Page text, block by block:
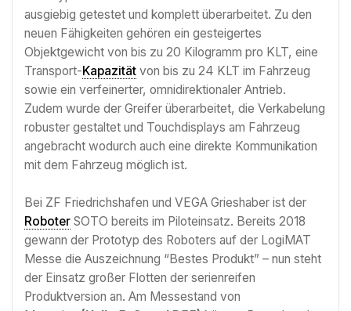
ausgiebig getestet und komplett überarbeitet. Zu den
neuen Fähigkeiten gehören ein gesteigertes
Objektgewicht von bis zu 20 Kilogramm pro KLT, eine
Transport-Kapazität von bis zu 24 KLT im Fahrzeug
sowie ein verfeinerter, omnidirektionaler Antrieb.
Zudem wurde der Greifer überarbeitet, die Verkabelung
robuster gestaltet und Touchdisplays am Fahrzeug
angebracht wodurch auch eine direkte Kommunikation
mit dem Fahrzeug möglich ist.
Bei ZF Friedrichshafen und VEGA Grieshaber ist der
Roboter SOTO bereits im Piloteinsatz. Bereits 2018
gewann der Prototyp des Roboters auf der LogiMAT
Messe die Auszeichnung “Bestes Produkt” – nun steht
der Einsatz großer Flotten der serienreifen
Produktversion an. Am Messestand von